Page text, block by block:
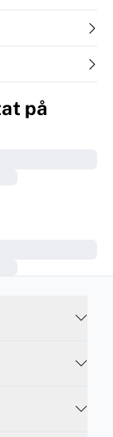
på